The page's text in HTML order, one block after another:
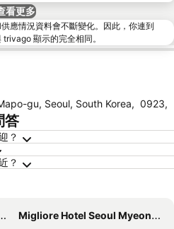
看更多
應情況資料會不斷變化。因此，你連到
顯示的完全相同。
gu, Seoul, South Korea, 0923,
答
？
？
Migliore Hotel Seoul Myeongdong